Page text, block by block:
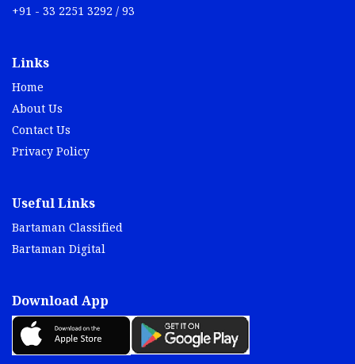
+91 - 33 2251 3292 / 93
Links
Home
About Us
Contact Us
Privacy Policy
Useful Links
Bartaman Classified
Bartaman Digital
Download App